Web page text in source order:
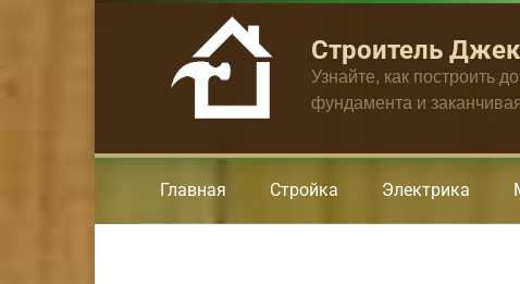
Строитель Джек
Узнайте, как построить
фундамента и
Главная Стройка Электрика